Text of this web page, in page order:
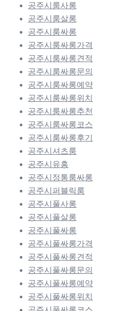
공주시룸사롱
공주시룸살롱
공주시룸싸롱
공주시룸싸롱가격
공주시룸싸롱견적
공주시룸싸롱문의
공주시룸싸롱예약
공주시룸싸롱위치
공주시룸싸롱추천
공주시룸싸롱코스
공주시룸싸롱후기
공주시셔츠룸
공주시유흥
공주시정통룸싸롱
공주시퍼블릭룸
공주시풀사롱
공주시풀살롱
공주시풀싸롱
공주시풀싸롱가격
공주시풀싸롱견적
공주시풀싸롱문의
공주시풀싸롱예약
공주시풀싸롱위치